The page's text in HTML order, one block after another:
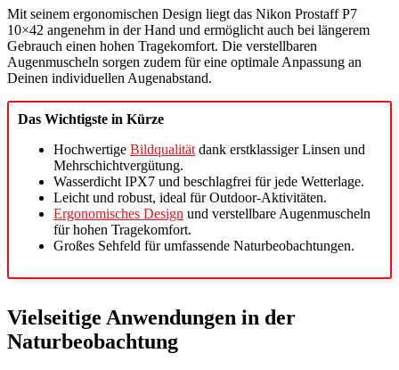
Mit seinem ergonomischen Design liegt das Nikon Prostaff P7
10×42 angenehm in der Hand und ermöglicht auch bei längerem
Gebrauch einen hohen Tragekomfort. Die verstellbaren
Augenmuscheln sorgen zudem für eine optimale Anpassung an
Deinen individuellen Augenabstand.
Das Wichtigste in Kürze
Hochwertige Bildqualität dank erstklassiger Linsen und
Mehrschichtvergütung.
Wasserdicht IPX7 und beschlagfrei für jede Wetterlage.
Leicht und robust, ideal für Outdoor-Aktivitäten.
Ergonomisches Design und verstellbare Augenmuscheln
für hohen Tragekomfort.
Großes Sehfeld für umfassende Naturbeobachtungen.
Vielseitige Anwendungen in der
Naturbeobachtung